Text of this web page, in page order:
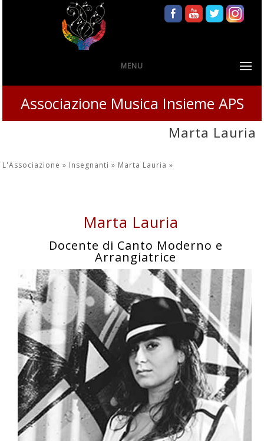
MENU
Associazione Musica Insieme APS
Marta Lauria
L'Associazione » Insegnanti » Marta Lauria»
Marta Lauria
Docente di Canto Moderno e
Arrangiatrice